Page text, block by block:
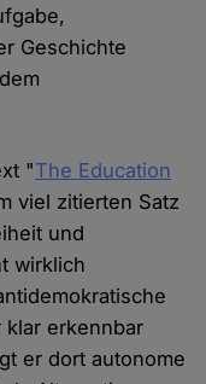
Geschichte
"The Education
viel zitierten Satz
und
wirklich
erkennbar
er dort autonome